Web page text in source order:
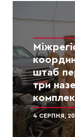
штаб
три
4 СЕРПНЯ,